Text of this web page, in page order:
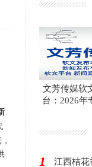
文芳传媒软
台：2026年
1 江西桔花